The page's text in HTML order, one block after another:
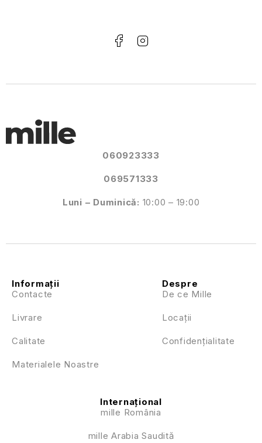
060923333
069571333
Luni – Duminică: 10:00 – 19:00
Despre
De ce Mille
Locații
Confidențialitate
Informații
Contacte
Livrare
Calitate
Materialele Noastre
Internațional
mille România
mille Arabia Saudită